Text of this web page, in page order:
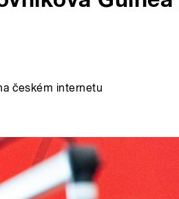
českém internetu